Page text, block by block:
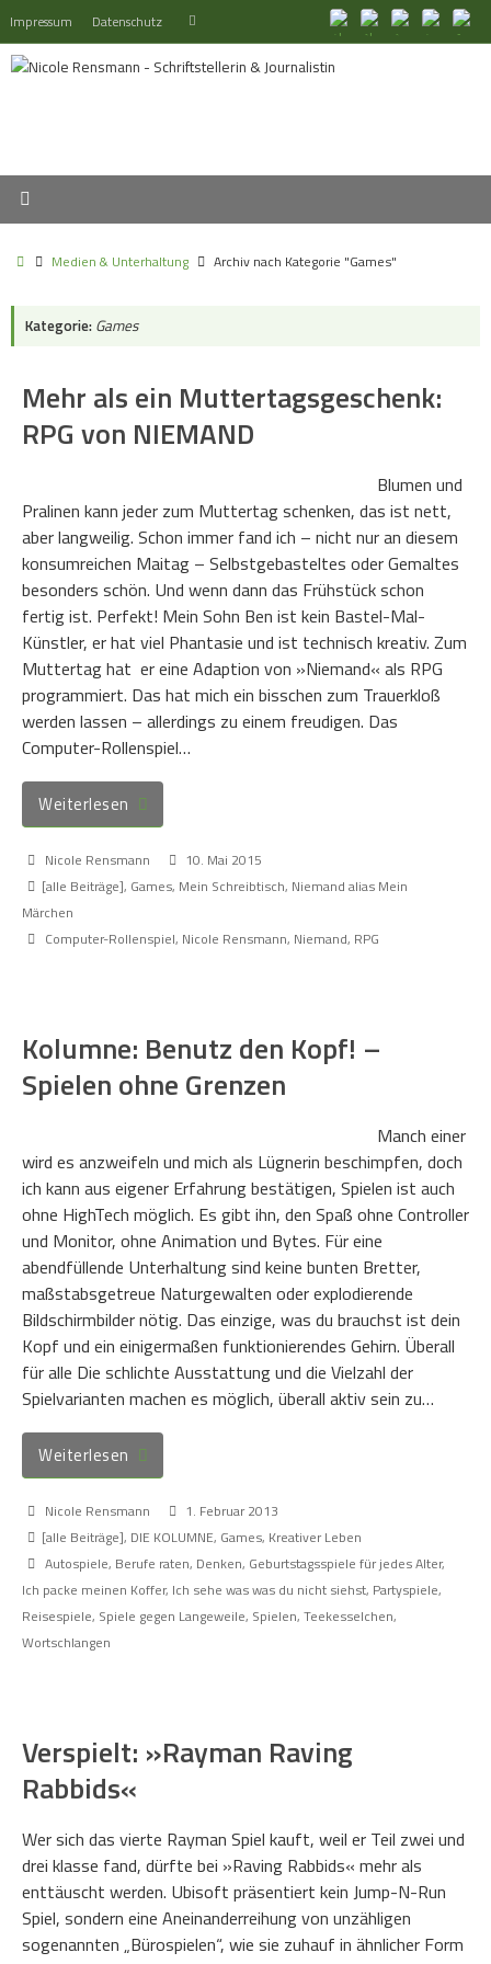
Inhalt
springen
Impressum Datenschutz Suchen
StartMedien & Unterhaltung Archiv nach Kategorie "Games"
Kategorie: Games
Mehr als ein Muttertagsgeschenk:
RPG von NIEMAND
Blumen und
Pralinen kann jeder zum Muttertag schenken, das ist nett,
aber langweilig. Schon immer fand ich – nicht nur an diesem
konsumreichen Maitag – Selbstgebasteltes oder Gemaltes
besonders schön. Und wenn dann das Frühstück schon
fertig ist. Perfekt! Mein Sohn Ben ist kein Bastel-Mal-
Künstler, er hat viel Phantasie und ist technisch kreativ. Zum
Muttertag hat er eine Adaption von »Niemand« als RPG
programmiert. Das hat mich ein bisschen zum Trauerkloß
werden lassen – allerdings zu einem freudigen. Das
Computer-Rollenspiel…
Weiterlesen
Nicole Rensmann
10. Mai 2015
[alle Beiträge], Games, Mein Schreibtisch, Niemand alias Mein
Märchen
Computer-Rollenspiel, Nicole Rensmann, Niemand, RPG
Kolumne: Benutz den Kopf! –
Spielen ohne Grenzen
Manch einer
wird es anzweifeln und mich als Lügnerin beschimpfen, doch
ich kann aus eigener Erfahrung bestätigen, Spielen ist auch
ohne HighTech möglich. Es gibt ihn, den Spaß ohne Controller
und Monitor, ohne Animation und Bytes. Für eine
abendfüllende Unterhaltung sind keine bunten Bretter,
maßstabsgetreue Naturgewalten oder explodierende
Bildschirmbilder nötig. Das einzige, was du brauchst ist dein
Kopf und ein einigermaßen funktionierendes Gehirn. Überall
für alle Die schlichte Ausstattung und die Vielzahl der
Spielvarianten machen es möglich, überall aktiv sein zu…
Weiterlesen
Nicole Rensmann
1. Februar 2013
[alle Beiträge], DIE KOLUMNE, Games, Kreativer Leben
Autospiele, Berufe raten, Denken, Geburtstagsspiele für jedes Alter,
Ich packe meinen Koffer, Ich sehe was was du nicht siehst, Partyspiele,
Reisespiele, Spiele gegen Langeweile, Spielen, Teekesselchen,
Wortschlangen
Verspielt: »Rayman Raving
Rabbids«
Wer sich das vierte Rayman Spiel kauft, weil er Teil zwei und
drei klasse fand, dürfte bei »Raving Rabbids« mehr als
enttäuscht werden. Ubisoft präsentiert kein Jump-N-Run
Spiel, sondern eine Aneinanderreihung von unzähligen
sogenannten „Bürospielen“, wie sie zuhauf in ähnlicher Form